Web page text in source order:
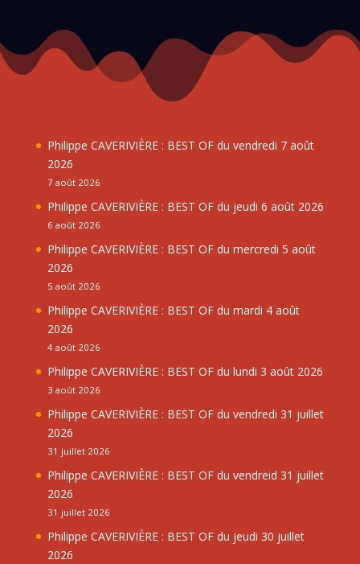
Philippe CAVERIVIÈRE : BEST OF du vendredi 7 août
2026
7 août 2026
Philippe CAVERIVIÈRE : BEST OF du jeudi 6 août 2026
6 août 2026
Philippe CAVERIVIÈRE : BEST OF du mercredi 5 août
2026
5 août 2026
Philippe CAVERIVIÈRE : BEST OF du mardi 4 août
2026
4 août 2026
Philippe CAVERIVIÈRE : BEST OF du lundi 3 août 2026
3 août 2026
Philippe CAVERIVIÈRE : BEST OF du vendredi 31 juillet
2026
31 juillet 2026
Philippe CAVERIVIÈRE : BEST OF du vendreid 31 juillet
2026
31 juillet 2026
Philippe CAVERIVIÈRE : BEST OF du jeudi 30 juillet
2026